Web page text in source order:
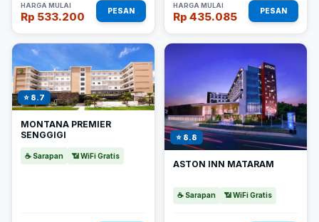
HARGA MULAI
Rp 533.200 PESAN
HARGA MULAI
Rp 435.085 PESAN
⭐ 8.7
MONTANA PREMIER
SENGGIGI
☕ Sarapan 📶 WiFi Gratis
⭐ 8.8
ASTON INN MATARAM
☕ Sarapan 📶 WiFi Gratis